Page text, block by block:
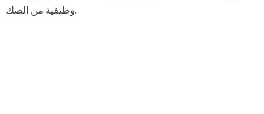
وظيفية من الصك.